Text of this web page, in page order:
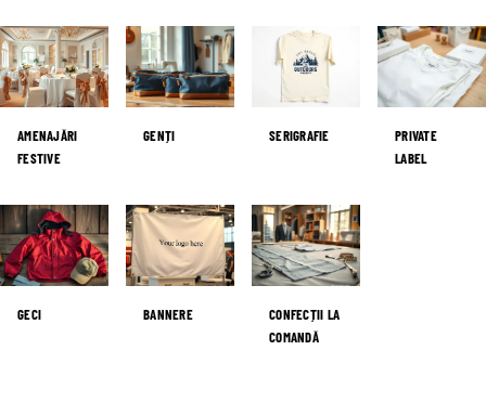
AMENAJĂRI
FESTIVE
GENȚI SERIGRAFIE
PRIVATE
LABEL
GECI BANNERE
CONFECȚII LA
COMANDĂ